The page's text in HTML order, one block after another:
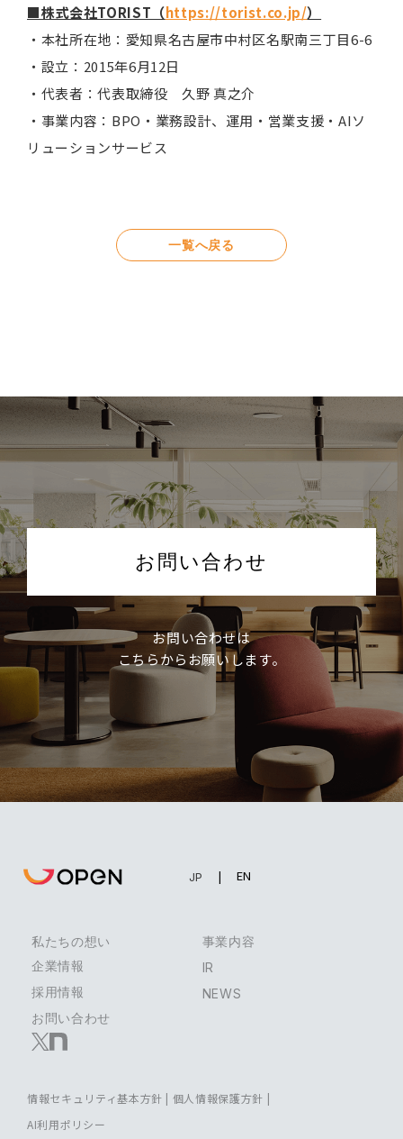
■株式会社TORIST（https://torist.co.jp/）
・本社所在地：愛知県名古屋市中村区名駅南三丁目6-6
・設立：2015年6月12日
・代表者：代表取締役 久野 真之介
・事業内容：BPO・業務設計、運用・営業支援・AIソ
リューションサービス
一覧へ戻る
お問い合わせ
お問い合わせは
こちらからお願いします。
EN
JP
私たちの想い
事業内容
企業情報
IR
採用情報
NEWS
お問い合わせ
情報セキュリティ基本方針 | 個人情報保護方針 |
AI利用ポリシー